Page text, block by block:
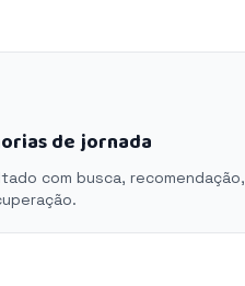
de jornada
com busca, recomendação,